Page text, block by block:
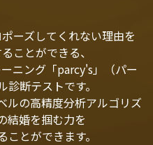
ーズしてくれない理由を
ことができる、
ニング「parcy's」（パー
断テストです。
ルの高精度分析アルゴリズ
結婚を掴む力を
ことができます。